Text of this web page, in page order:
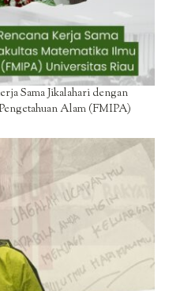
Sama Jikalahari dengan
Alam (FMIPA)